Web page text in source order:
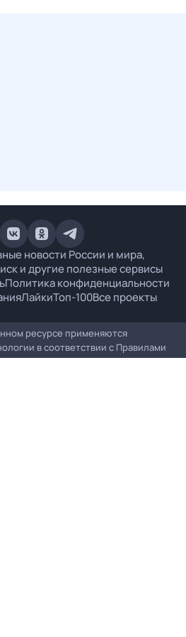
новости России и мира,
и другие полезные сервисы
Политика конфиденциальности
ЛайкиТоп-100Все проекты
ресурсе применяются
в соответствии с Правилами